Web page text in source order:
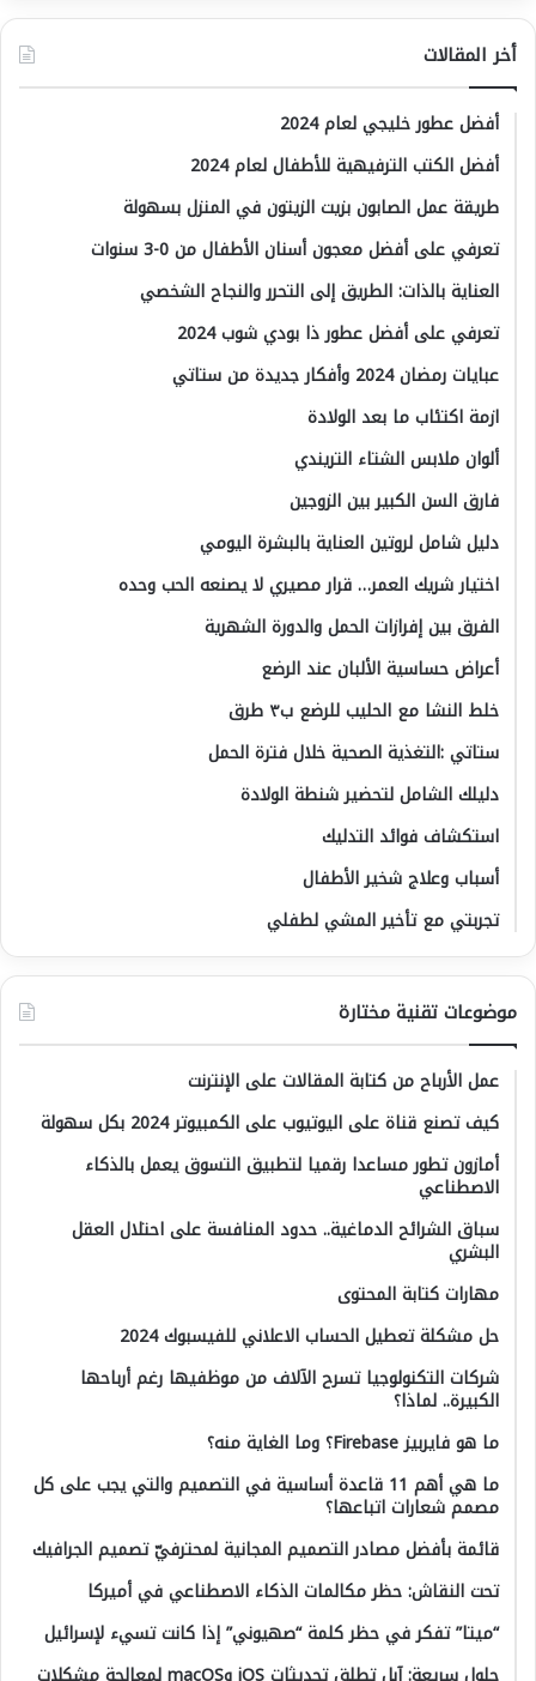
أخر المقالات
أفضل عطور خليجي لعام 2024
أفضل الكتب الترفيهية للأطفال لعام 2024
طريقة عمل الصابون بزيت الزيتون في المنزل بسهولة
تعرفي على أفضل معجون أسنان الأطفال من 0-3 سنوات
العناية بالذات: الطريق إلى التحرر والنجاح الشخصي
تعرفي على أفضل عطور ذا بودي شوب 2024
عبايات رمضان 2024 وأفكار جديدة من ستاتي
ازمة اكتئاب ما بعد الولادة
ألوان ملابس الشتاء التريندي
فارق السن الكبير بين الزوجين
دليل شامل لروتين العناية بالبشرة اليومي
اختيار شريك العمر… قرار مصيري لا يصنعه الحب وحده
الفرق بين إفرازات الحمل والدورة الشهرية
أعراض حساسية الألبان عند الرضع
خلط النشا مع الحليب للرضع ب٣ طرق
ستاتي :التغذية الصحية خلال فترة الحمل
دليلك الشامل لتحضير شنطة الولادة
استكشاف فوائد التدليك
أسباب وعلاج شخير الأطفال
تجربتي مع تأخير المشي لطفلي
موضوعات تقنية مختارة
عمل الأرباح من كتابة المقالات على الإنترنت
كيف تصنع قناة على اليوتيوب على الكمبيوتر 2024 بكل سهولة
أمازون تطور مساعدا رقميا لتطبيق التسوق يعمل بالذكاء
الاصطناعي
سباق الشرائح الدماغية.. حدود المنافسة على احتلال العقل
البشري
مهارات كتابة المحتوى
حل مشكلة تعطيل الحساب الاعلاني للفيسبوك 2024
شركات التكنولوجيا تسرح الآلاف من موظفيها رغم أرباحها
الكبيرة.. لماذا؟
ما هو فايربيز Firebase؟ وما الغاية منه؟
ما هي أهم 11 قاعدة أساسية في التصميم والتي يجب على كل
مصمم شعارات اتباعها؟
قائمة بأفضل مصادر التصميم المجانية لمحترفيّ تصميم الجرافيك
تحت النقاش: حظر مكالمات الذكاء الاصطناعي في أميركا
“ميتا” تفكر في حظر كلمة “صهيوني” إذا كانت تسيء لإسرائيل